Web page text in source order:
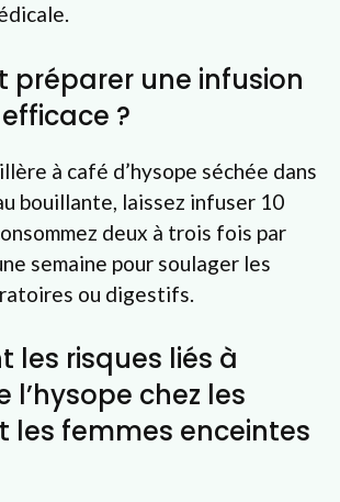
préparer une infusion
?
à café d’hysope séchée dans
bouillante, laissez infuser 10
deux à trois fois par
semaine pour soulager les
ou digestifs.
les risques liés à
l’hysope chez les
les femmes enceintes